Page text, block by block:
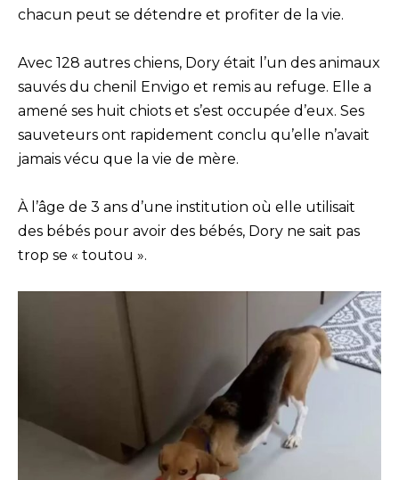
chacun peut se détendre et profiter de la vie.
Avec 128 autres chiens, Dory était l’un des animaux
sauvés du chenil Envigo et remis au refuge. Elle a
amené ses huit chiots et s’est occupée d’eux. Ses
sauveteurs ont rapidement conclu qu’elle n’avait
jamais vécu que la vie de mère.
À l’âge de 3 ans d’une institution où elle utilisait
des bébés pour avoir des bébés, Dory ne sait pas
trop se « toutou ».